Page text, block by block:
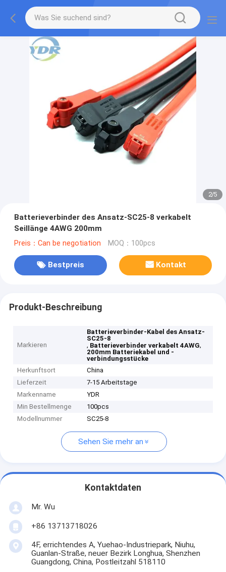
2/5
Batterieverbinder des Ansatz-SC25-8 verkabelt
Seillänge 4AWG 200mm
Preis：Can be negotiation MOQ：100pcs
Bestpreis Kontakt
Produkt-Beschreibung
Markieren
Batterieverbinder-Kabel des Ansatz-
SC25-8
, Batterieverbinder verkabelt 4AWG,
200mm Batteriekabel und -
verbindungsstücke
Herkunftsort
China
Lieferzeit
7-15 Arbeitstage
Markenname
YDR
Min Bestellmenge
100pcs
Modellnummer
SC25-8
Sehen Sie mehr an
Kontaktdaten
Mr. Wu
+86 13713718026
4F, errichtendes A, Yuehao-Industriepark, Niuhu,
Guanlan-Straße, neuer Bezirk Longhua, Shenzhen
Guangdong, China, Postleitzahl 518110